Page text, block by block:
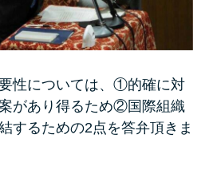
性については、①的確に対
があり得るため②国際組織
するための2点を答弁頂きま